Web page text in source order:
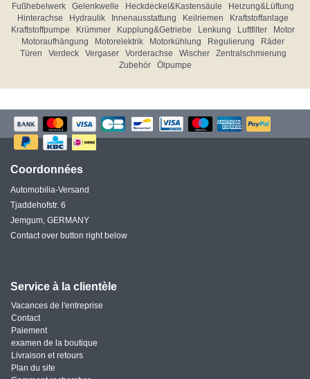
Fußhebelwerk
Gelenkwelle Heckdeckel&Kastensäule
Heizung&Lüftung
Hinterachse
Hydraulik Innenausstattung Keilriemen
Kraftstoffanlage
Kraftstoffpumpe
Krümmer Kupplung&Getriebe Lenkung Luftfilter
Motor
Motoraufhängung
Motorelektrik Motorkühlung Regulierung
Räder
Türen
Verdeck Vergaser Vorderachse Wischer
Zentralschmierung
Zubehör
Ölpumpe
Coordonnées
Automobilia-Versand
Tjaddehofstr. 6
Jemgum, GERMANY
Contact over button right below
Service à la clientèle
Vacances de l'entreprise
Contact
Paiement
examen de la boutique
Livraison et retours
Plan du site